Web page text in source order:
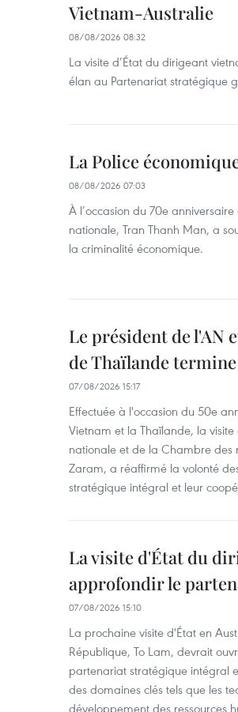
Vietnam-Australie
08/08/2026 08:32
La visite d’État du dirigeant
élan au Partenariat stratégique
La Police
08/08/2026 07:03
À l’occasion du 70e
nationale, Tran Thanh Man, a
la criminalité économique.
Le président de l'AN
de Thaïlande
07/08/2026 15:17
Effectuée à l'occasion du 50e
Vietnam et la Thaïlande, la
nationale et de la Chambre des
Zaram, a réaffirmé la volonté
stratégique intégral et leur
La visite d'État du
approfondir le
07/08/2026 15:10
La prochaine visite d'État en
République, To Lam, devrait
partenariat stratégique intégral
des domaines clés tels que les
développement des ressources